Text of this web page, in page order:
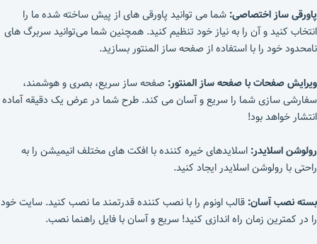
پاورقی ساز اختصاصی: شما می توانید پاورقی های از پیش ساخته شده ما را
انتخاب کنید و آن را به نیاز خود تنظیم کنید. همچنین شما می‌توانید سربرگ های
نامحدود خود را با استفاده از صفحه ساز المنتور بسازید.
ویرایش صفحات با صفحه ساز المنتور: صفحه ساز سریع، بصری و هوشمند،
سفارشی سازی شما را سریع و آسان می کند. طرح شما در عرض یک دقیقه آماده
انتشار خواهد بود!
رولوشن اسلایدر: اسلایدهای خیره کننده با افکت های مختلف انیمیشن را به
راحتی با رولوشن اسلایدر ایجاد کنید.
بسته نصب آسان: قالب اونوم را با نصب کننده قدرتمند ما نصب کنید. سایت خود
را در کمترین زمان راه اندازی کنید! سریع و آسان با فایل راهنما نصب.